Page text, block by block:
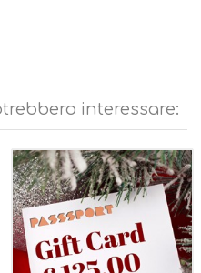
dalla FDA
interessare: